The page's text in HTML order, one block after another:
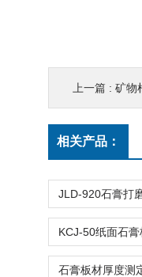
上一篇 : 矿物
相关产品：